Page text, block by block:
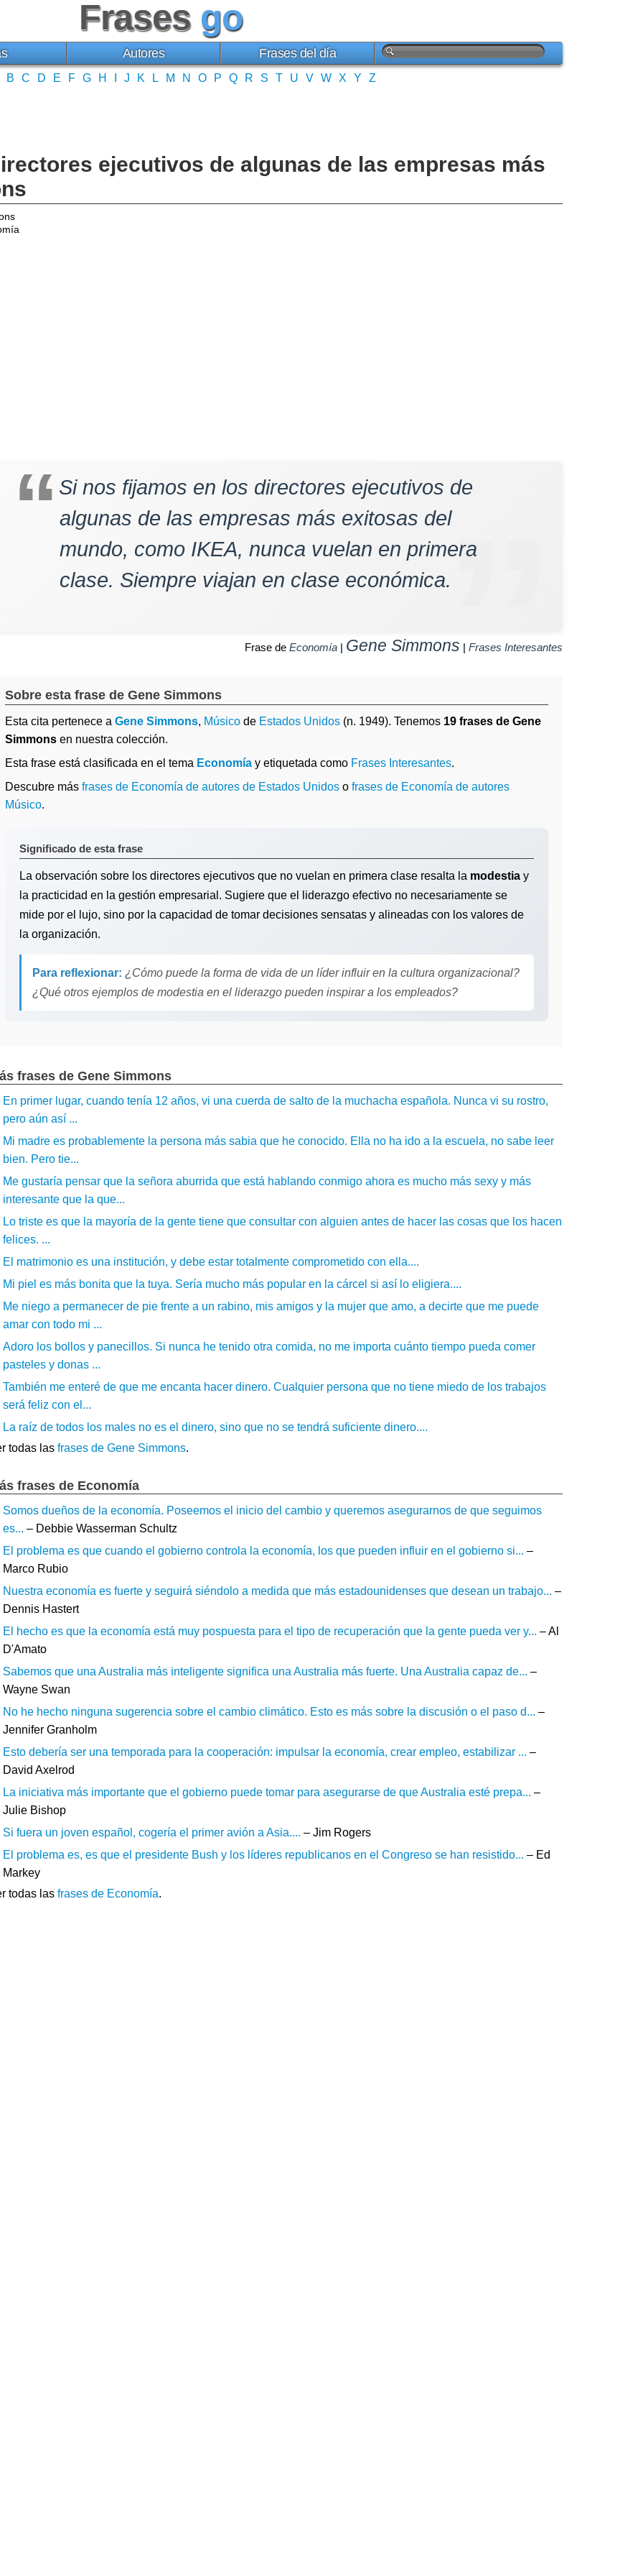
Frases go
Autores Frases del día
B C D E F G H J K L M N O P Q R S T U V W X Y Z
ejecutivos de algunas de las empresas más
Si nos fijamos en los directores ejecutivos de
algunas de las empresas más exitosas del
mundo, como IKEA, nunca vuelan en primera
clase. Siempre viajan en clase económica.
Frase de Economía | Gene Simmons | Frases Interesantes
Sobre esta frase de Gene Simmons
Esta cita pertenece a Gene Simmons, Músico de Estados Unidos (n. 1949). Tenemos 19 frases de Gene
Simmons en nuestra colección.
Esta frase está clasificada en el tema Economía y etiquetada como Frases Interesantes.
Descubre más frases de Economía de autores de Estados Unidos o frases de Economía de autores
Músico.
Significado de esta frase
La observación sobre los directores ejecutivos que no vuelan en primera clase resalta la modestia y
la practicidad en la gestión empresarial. Sugiere que el liderazgo efectivo no necesariamente se
mide por el lujo, sino por la capacidad de tomar decisiones sensatas y alineadas con los valores de
la organización.
Para reflexionar: ¿Cómo puede la forma de vida de un líder influir en la cultura organizacional?
¿Qué otros ejemplos de modestia en el liderazgo pueden inspirar a los empleados?
frases de Gene Simmons
En primer lugar, cuando tenía 12 años, vi una cuerda de salto de la muchacha española. Nunca vi su rostro,
pero aún así ...
Mi madre es probablemente la persona más sabia que he conocido. Ella no ha ido a la escuela, no sabe leer
bien. Pero tie...
Me gustaría pensar que la señora aburrida que está hablando conmigo ahora es mucho más sexy y más
interesante que la que...
Lo triste es que la mayoría de la gente tiene que consultar con alguien antes de hacer las cosas que los hacen
felices. ...
El matrimonio es una institución, y debe estar totalmente comprometido con ella....
Mi piel es más bonita que la tuya. Sería mucho más popular en la cárcel si así lo eligiera....
Me niego a permanecer de pie frente a un rabino, mis amigos y la mujer que amo, a decirte que me puede
amar con todo mi ...
Adoro los bollos y panecillos. Si nunca he tenido otra comida, no me importa cuánto tiempo pueda comer
pasteles y donas ...
También me enteré de que me encanta hacer dinero. Cualquier persona que no tiene miedo de los trabajos
será feliz con el...
La raíz de todos los males no es el dinero, sino que no se tendrá suficiente dinero....
todas las frases de Gene Simmons.
frases de Economía
Somos dueños de la economía. Poseemos el inicio del cambio y queremos asegurarnos de que seguimos
es... – Debbie Wasserman Schultz
El problema es que cuando el gobierno controla la economía, los que pueden influir en el gobierno si... –
Marco Rubio
Nuestra economía es fuerte y seguirá siéndolo a medida que más estadounidenses que desean un trabajo... –
Dennis Hastert
El hecho es que la economía está muy pospuesta para el tipo de recuperación que la gente pueda ver y... – Al
D'Amato
Sabemos que una Australia más inteligente significa una Australia más fuerte. Una Australia capaz de... –
Wayne Swan
No he hecho ninguna sugerencia sobre el cambio climático. Esto es más sobre la discusión o el paso d... –
Jennifer Granholm
Esto debería ser una temporada para la cooperación: impulsar la economía, crear empleo, estabilizar ... –
David Axelrod
La iniciativa más importante que el gobierno puede tomar para asegurarse de que Australia esté prepa... –
Julie Bishop
Si fuera un joven español, cogería el primer avión a Asia.... – Jim Rogers
El problema es, es que el presidente Bush y los líderes republicanos en el Congreso se han resistido... – Ed
Markey
todas las frases de Economía.